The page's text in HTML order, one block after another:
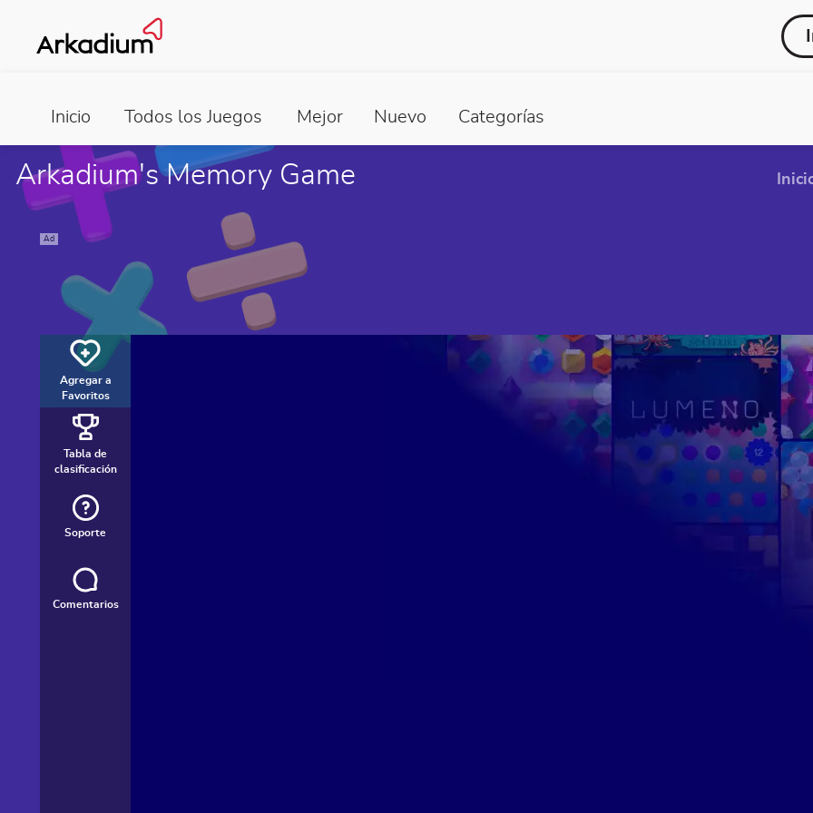
Inicio Todos los Juegos Mejor Nuevo Categorías
Arkadium's Memory Game
Agregar a
Favoritos
Tabla de
clasificación
Soporte
Comentarios
Ad